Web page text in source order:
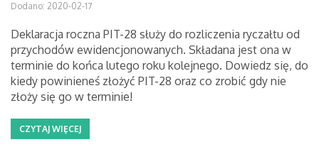
Dodano: 2020-02-17
Deklaracja roczna PIT-28 służy do rozliczenia ryczałtu od
przychodów ewidencjonowanych. Składana jest ona w
terminie do końca lutego roku kolejnego. Dowiedz się, do
kiedy powinieneś złożyć PIT-28 oraz co zrobić gdy nie
złoży się go w terminie!
CZYTAJ WIĘCEJ